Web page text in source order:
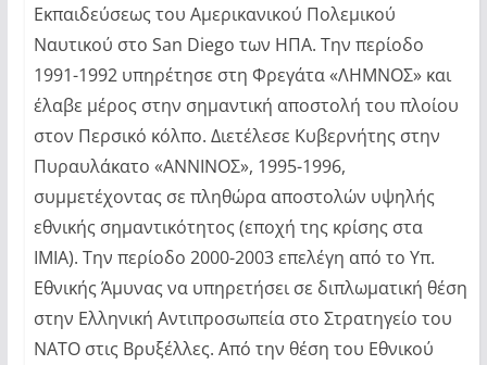
Εκπαιδεύσεως του Αμερικανικού Πολεμικού
Ναυτικού στο San Diego των ΗΠΑ. Την περίοδο
1991-1992 υπηρέτησε στη Φρεγάτα «ΛΗΜΝΟΣ» και
έλαβε μέρος στην σημαντική αποστολή του πλοίου
στον Περσικό κόλπο. Διετέλεσε Κυβερνήτης στην
Πυραυλάκατο «ΑΝΝΙΝΟΣ», 1995-1996,
συμμετέχοντας σε πληθώρα αποστολών υψηλής
εθνικής σημαντικότητος (εποχή της κρίσης στα
ΙΜΙΑ). Την περίοδο 2000-2003 επελέγη από το Υπ.
Εθνικής Άμυνας να υπηρετήσει σε διπλωματική θέση
στην Ελληνική Αντιπροσωπεία στο Στρατηγείο του
ΝΑΤΟ στις Βρυξέλλες. Από την θέση του Εθνικού